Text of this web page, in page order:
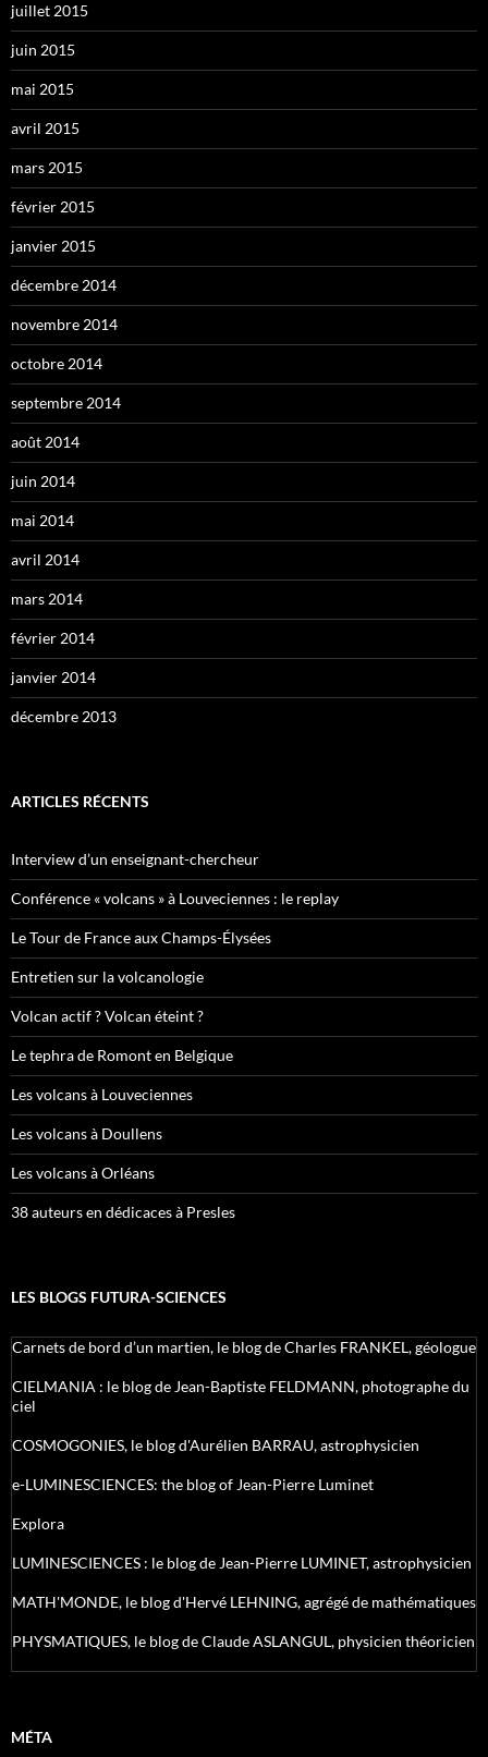
juillet 2015
juin 2015
mai 2015
avril 2015
mars 2015
février 2015
janvier 2015
décembre 2014
novembre 2014
octobre 2014
septembre 2014
août 2014
juin 2014
mai 2014
avril 2014
mars 2014
février 2014
janvier 2014
décembre 2013
ARTICLES RÉCENTS
Interview d’un enseignant-chercheur
Conférence « volcans » à Louveciennes : le replay
Le Tour de France aux Champs-Élysées
Entretien sur la volcanologie
Volcan actif ? Volcan éteint ?
Le tephra de Romont en Belgique
Les volcans à Louveciennes
Les volcans à Doullens
Les volcans à Orléans
38 auteurs en dédicaces à Presles
LES BLOGS FUTURA-SCIENCES
Carnets de bord d’un martien, le blog de Charles FRANKEL, géologue
CIELMANIA : le blog de Jean-Baptiste FELDMANN, photographe du
ciel
COSMOGONIES, le blog d'Aurélien BARRAU, astrophysicien
e-LUMINESCIENCES: the blog of Jean-Pierre Luminet
Explora
LUMINESCIENCES : le blog de Jean-Pierre LUMINET, astrophysicien
MATH'MONDE, le blog d'Hervé LEHNING, agrégé de mathématiques
PHYSMATIQUES, le blog de Claude ASLANGUL, physicien théoricien
MÉTA